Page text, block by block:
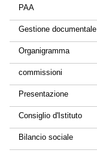
PAA
Gestione documentale
Organigramma
commissioni
Presentazione
Consiglio d'Istituto
Bilancio sociale